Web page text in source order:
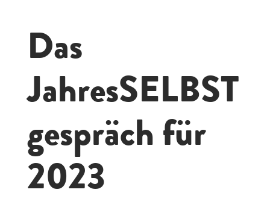
Das
JahresSELBST
gespräch für
2023